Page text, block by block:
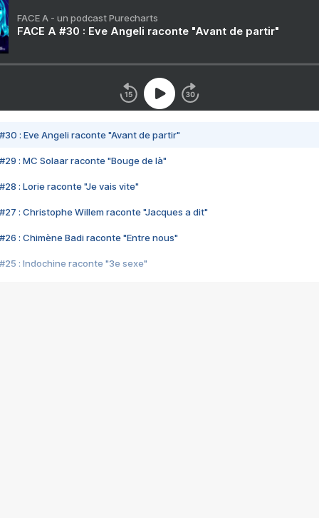
FACE A - un podcast Purecharts
FACE A #30 : Eve Angeli raconte "Avant de partir"
#30 : Eve Angeli raconte "Avant de partir"
#29 : MC Solaar raconte "Bouge de là"
#28 : Lorie raconte "Je vais vite"
#27 : Christophe Willem raconte "Jacques a dit"
#26 : Chimène Badi raconte "Entre nous"
#25 : Indochine raconte "3e sexe"